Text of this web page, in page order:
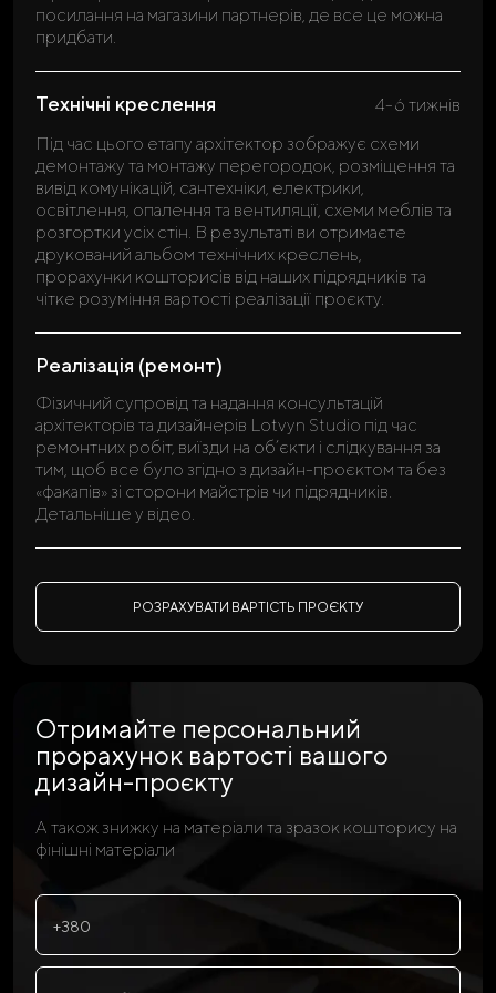
посилання на магазини партнерів, де все це можна
придбати.
Технічні креслення
4-6 тижнів
Під час цього етапу архітектор зображує схеми
демонтажу та монтажу перегородок, розміщення та
вивід комунікацій, сантехніки, електрики,
освітлення, опалення та вентиляції, схеми меблів та
розгортки усіх стін. В результаті ви отримаєте
друкований альбом технічних креслень,
прорахунки кошторисів від наших підрядників та
чітке розуміння вартості реалізації проєкту.
Реалізація (ремонт)
Фізичний супровід та надання консультацій
архітекторів та дизайнерів Lotvyn Studio під час
ремонтних робіт, виїзди на об’єкти і слідкування за
тим, щоб все було згідно з дизайн-проєктом та без
«факапів» зі сторони майстрів чи підрядників.
Детальніше у відео.
РОЗРАХУВАТИ ВАРТІСТЬ ПРОЄКТУ
Отримайте персональний
прорахунок вартості вашого
дизайн-проєкту
А також знижку на матеріали та зразок кошторису на
фінішні матеріали